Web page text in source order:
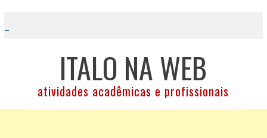
content
ITALO NA WEB
atividades acadêmicas e profissionais